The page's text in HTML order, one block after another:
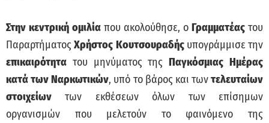
Στην κεντρική ομιλία που ακολούθησε, ο Γραμματέας του
ΠαραρτήματοςΧρήστος Κουτσουραδήςυπογράμμισε την
επικαιρότητα του μηνύματος τηςΠαγκόσμιας Ημέρας
κατά των Ναρκωτικών, υπό το βάρος και τωντελευταίων
στοιχείων των εκθέσεων όλων των επίσημων
οργανισμών που μελετούν το φαινόμενο της